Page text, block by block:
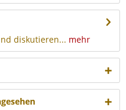
diskutieren... mehr